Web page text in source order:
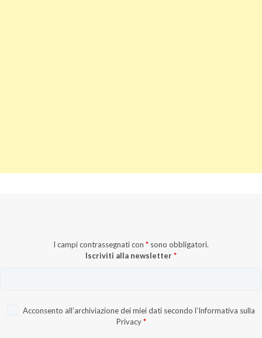
I campi contrassegnati con * sono obbligatori.
Iscriviti alla newsletter*
Acconsento all’archiviazione dei miei dati secondo l’Informativa sulla
Privacy *